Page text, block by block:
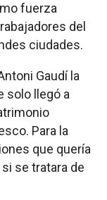
fuerza
del
ciudades.
Gaudí la
solo llegó a
Para la
que quería
se tratara de